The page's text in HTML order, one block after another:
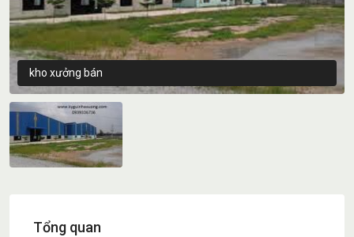
kho xưởng bán
Tổng quan